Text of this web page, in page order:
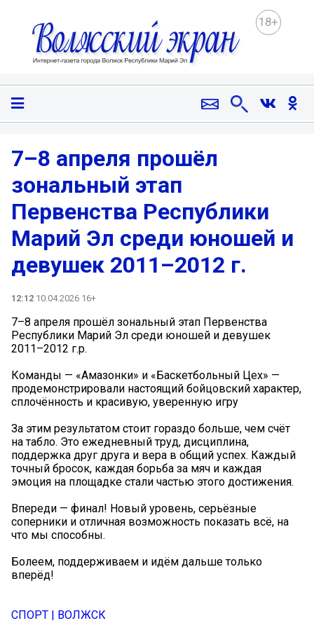
18+
7–8 апреля прошёл
зональный этап
Первенства Республики
Марий Эл среди юношей и
девушек 2011–2012 г.
12:12 10.04.2026 16+
7–8 апреля прошёл зональный этап Первенства
Республики Марий Эл среди юношей и девушек
2011–2012 г.р.
Команды — «Амазонки» и «Баскетбольный Цех» —
продемонстрировали настоящий бойцовский характер,
сплочённость и красивую, уверенную игру
За этим результатом стоит гораздо больше, чем счёт
на табло. Это ежедневный труд, дисциплина,
поддержка друг друга и вера в общий успех. Каждый
точный бросок, каждая борьба за мяч и каждая
эмоция на площадке стали частью этого достижения.
Впереди — финал! Новый уровень, серьёзные
соперники и отличная возможность показать всё, на
что мы способны.
Болеем, поддерживаем и идём дальше только
вперёд!
СПОРТ | ВОЛЖСК